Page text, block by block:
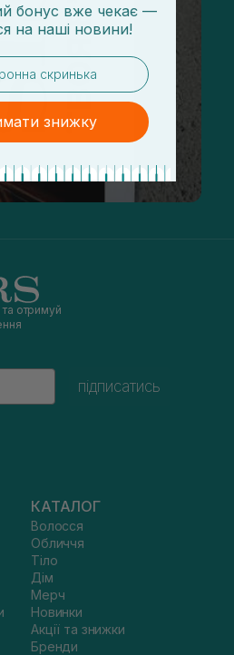
та отримуй
підписатись
КАТАЛОГ
Волосся
Обличчя
Тіло
Дім
Мерч
Новинки
Акції та знижки
Бренди
бонус вже чекає —
на наші новини!
знижку